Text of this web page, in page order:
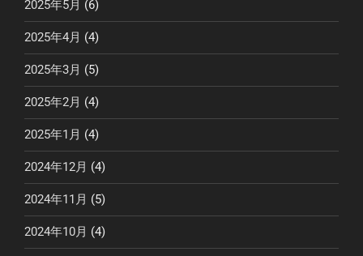
2025年5月 (6)
2025年4月 (4)
2025年3月 (5)
2025年2月 (4)
2025年1月 (4)
2024年12月 (4)
2024年11月 (5)
2024年10月 (4)